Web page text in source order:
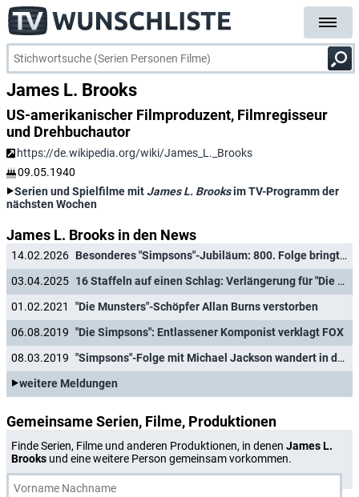
James L. Brooks
US-amerikanischer Filmproduzent, Filmregisseur
und Drehbuchautor
https://de.wikipedia.org/wiki/James_L._Brooks
09.05.1940
Serien und Spielfilme mit James L. Brooksim TV-Programm der
nächsten Wochen
James L. Brooks in den News
14.02.2026
Besonderes "Simpsons"-Jubiläum: 800. Folge bringt Retro-Animationsstil zurück
03.04.2025
16 Staffeln auf einen Schlag: Verlängerung für "Die Simpsons" und weitere Animationsserien gesichert
01.02.2021
"Die Munsters"-Schöpfer Allan Burns verstorben
06.08.2019 "Die Simpsons": Entlassener Komponist verklagt FOX
08.03.2019
"Simpsons"-Folge mit Michael Jackson wandert in den Giftschrank
weitere Meldungen
Gemeinsame Serien, Filme, Produktionen
Finde Serien, Filme und anderen Produktionen, in denen James L.
Brooks und eine weitere Person gemeinsam vorkommen.